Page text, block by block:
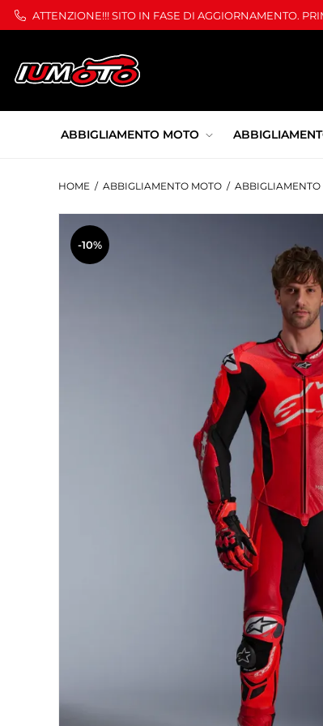
ATTENZIONE!!! SITO IN FASE DI AGGIORNAMENTO.
ABBIGLIAMENTO MOTO
HOME / ABBIGLIAMENTO MOTO / ABBIGLIAMENTO
-10%